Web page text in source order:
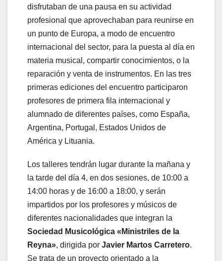
disfrutaban de una pausa en su actividad
profesional que aprovechaban para reunirse en
un punto de Europa, a modo de encuentro
internacional del sector, para la puesta al día en
materia musical, compartir conocimientos, o la
reparación y venta de instrumentos. En las tres
primeras ediciones del encuentro participaron
profesores de primera fila internacional y
alumnado de diferentes países, como España,
Argentina, Portugal, Estados Unidos de
América y Lituania.
Los talleres tendrán lugar durante la mañana y
la tarde del día 4, en dos sesiones, de 10:00 a
14:00 horas y de 16:00 a 18:00, y serán
impartidos por los profesores y músicos de
diferentes nacionalidades que integran la
Sociedad Musicológica «Ministriles de la
Reyna», dirigida por Javier Martos Carretero.
Se trata de un proyecto orientado a la